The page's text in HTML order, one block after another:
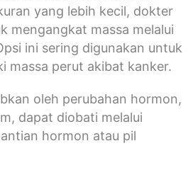
yang lebih kecil, dokter
mengangkat massa melalui
ini sering digunakan untuk
massa perut akibat kanker.
oleh perubahan hormon,
dapat diobati melalui
hormon atau pil